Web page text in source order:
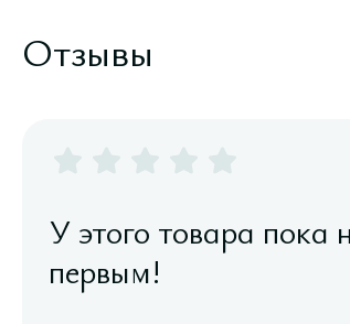
Отзывы
У этого товара пока
первым!